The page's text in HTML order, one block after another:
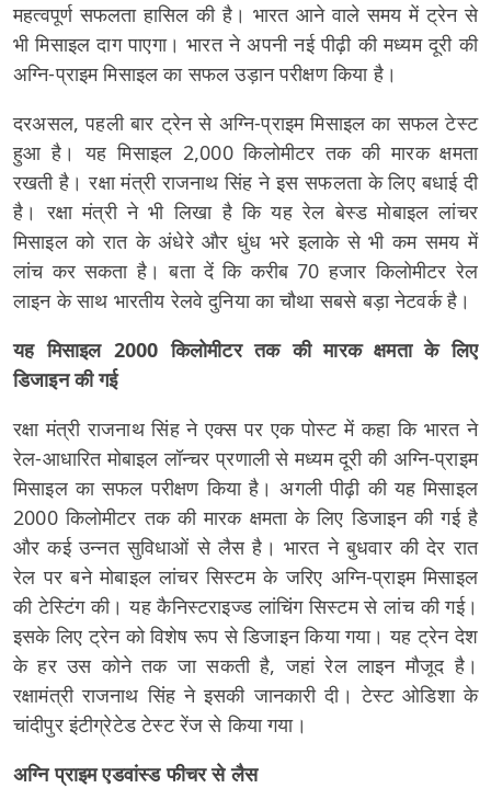
महत्वपूर्ण सफलता हासिल की है। भारत आने वाले समय में ट्रेन से
भी मिसाइल दाग पाएगा। भारत ने अपनी नई पीढ़ी की मध्यम दूरी की
अग्नि-प्राइम मिसाइल का सफल उड़ान परीक्षण किया है।
दरअसल, पहली बार ट्रेन से अग्नि-प्राइम मिसाइल का सफल टेस्ट
हुआ है। यह मिसाइल 2,000 किलोमीटर तक की मारक क्षमता
रखती है। रक्षा मंत्री राजनाथ सिंह ने इस सफलता के लिए बधाई दी
है। रक्षा मंत्री ने भी लिखा है कि यह रेल बेस्ड मोबाइल लांचर
मिसाइल को रात के अंधेरे और धुंध भरे इलाके से भी कम समय में
लांच कर सकता है। बता दें कि करीब 70 हजार किलोमीटर रेल
लाइन के साथ भारतीय रेलवे दुनिया का चौथा सबसे बड़ा नेटवर्क है।
यह मिसाइल 2000 किलोमीटर तक की मारक क्षमता के लिए
डिजाइन की गई
रक्षा मंत्री राजनाथ सिंह ने एक्स पर एक पोस्ट में कहा कि भारत ने
रेल-आधारित मोबाइल लॉन्चर प्रणाली से मध्यम दूरी की अग्नि-प्राइम
मिसाइल का सफल परीक्षण किया है। अगली पीढ़ी की यह मिसाइल
2000 किलोमीटर तक की मारक क्षमता के लिए डिजाइन की गई है
और कई उन्नत सुविधाओं से लैस है। भारत ने बुधवार की देर रात
रेल पर बने मोबाइल लांचर सिस्टम के जरिए अग्नि-प्राइम मिसाइल
की टेस्टिंग की। यह कैनिस्टराइज्ड लांचिंग सिस्टम से लांच की गई।
इसके लिए ट्रेन को विशेष रूप से डिजाइन किया गया। यह ट्रेन देश
के हर उस कोने तक जा सकती है, जहां रेल लाइन मौजूद है।
रक्षामंत्री राजनाथ सिंह ने इसकी जानकारी दी। टेस्ट ओडिशा के
चांदीपुर इंटीग्रेटेड टेस्ट रेंज से किया गया।
अग्नि प्राइम एडवांस्ड फीचर से लैस